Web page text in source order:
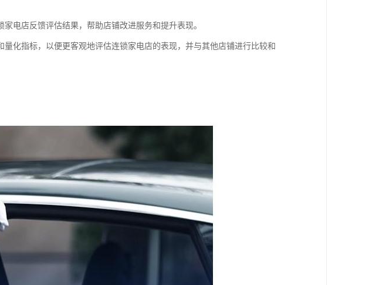
电店反馈评估结果，帮助店铺改进服务和提升表现。
化指标，以便更客观地评估连锁家电店的表现，并与其他店铺进行比较和